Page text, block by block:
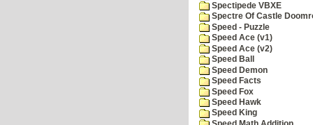
Spectipede VBXE
Spectre Of Castle
Speed - Puzzle
Speed Ace (v1)
Speed Ace (v2)
Speed Ball
Speed Demon
Speed Facts
Speed Fox
Speed Hawk
Speed King